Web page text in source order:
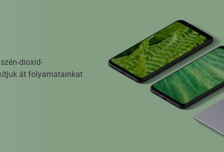
dioxid-
át folyamatainkat